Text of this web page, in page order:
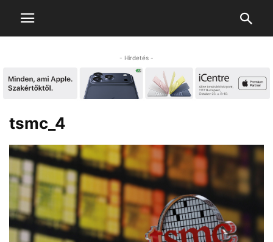
- Hirdetés -
tsmc_4